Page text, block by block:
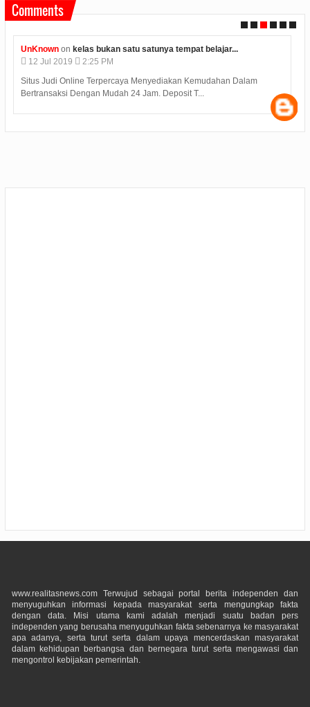
Comments
UnKnownon kelas bukan satu satunya tempat belajar...
12 Jul 2019
2:25 PM
Situs Judi Online Terpercaya Menyediakan Kemudahan Dalam
Bertransaksi Dengan Mudah 24 Jam. Deposit T...
www.realitasnews.com Terwujud sebagai portal berita independen dan
menyuguhkan informasi kepada masyarakat serta mengungkap fakta
dengan data. Misi utama kami adalah menjadi suatu badan pers
independen yang berusaha menyuguhkan fakta sebenarnya ke masyarakat
apa adanya, serta turut serta dalam upaya mencerdaskan masyarakat
dalam kehidupan berbangsa dan bernegara turut serta mengawasi dan
mengontrol kebijakan pemerintah.